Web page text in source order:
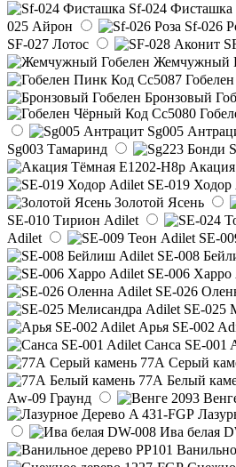
Sf-024 Фисташка
025 Айрон
Sf-026
SF-027 Лотос
Жемчужный
Бронзовый
Sg005
Sg003 Тамаринд
SE-019 Ходор
Золотой Ясень
SE-010 Тирион Adilet
Adilet
SE-
SE-008
SE-006 Харро
SE-026
SE-025
Арья SE-002
Санса SE-001
77А Серый
77А Белый
Aw-09 Граунд
Ива белая